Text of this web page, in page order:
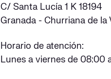
C/ Santa Lucía 1 K 18194
Granada - Churriana de la
Horario de atención:
Lunes a viernes de 08:00